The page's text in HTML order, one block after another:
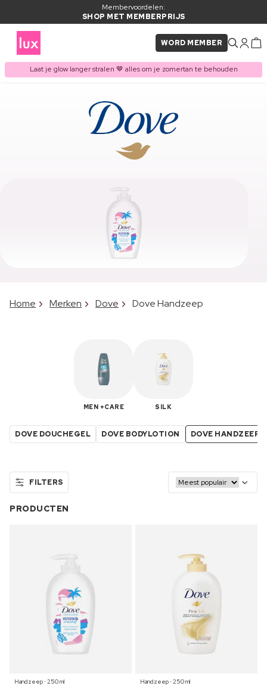
Membervoordelen:
SHOP MET MEMBERPRIJS
WORD MEMBER
Laat je glow langer stralen 🤎 alles om je zomertan te behouden
Home Merken Dove Dove Handzeep
MEN +CARE SILK
DOVE DOUCHEGEL DOVE BODYLOTION DOVE HANDZEEP
FILTERS
PRODUCTEN
Handzeep ⋅ 250 ml
Handzeep ⋅ 250 ml